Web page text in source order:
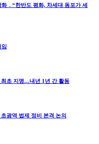
․ “한반도 평화, 차세대 동포가 세
임
초 지명…내년 1년 간 활동
광역 법제 정비 본격 논의